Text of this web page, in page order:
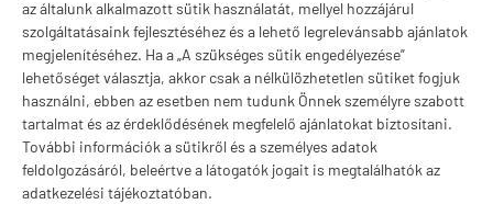
az általunk alkalmazott sütik használatát, mellyel hozzájárul
szolgáltatásaink fejlesztéséhez és a lehető legrelevánsabb ajánlatok
megjelenítéséhez. Ha a „A szükséges sütik engedélyezése”
lehetőséget választja, akkor csak a nélkülözhetetlen sütiket fogjuk
használni, ebben az esetben nem tudunk Önnek személyre szabott
tartalmat és az érdeklődésének megfelelő ajánlatokat biztosítani.
További információk a sütikről és a személyes adatok
feldolgozásáról, beleértve a látogatók jogait is megtalálhatók az
adatkezelési tájékoztatóban.